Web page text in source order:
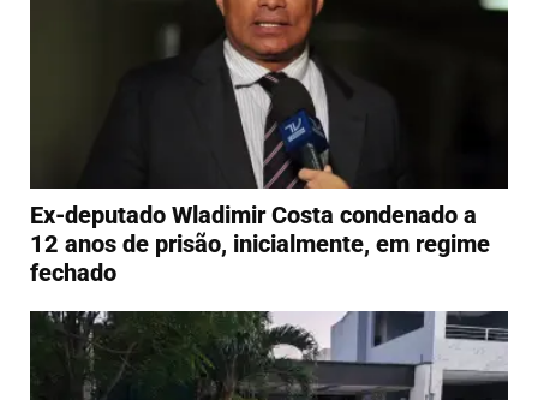
Ex-deputado Wladimir Costa condenado a
12 anos de prisão, inicialmente, em regime
fechado